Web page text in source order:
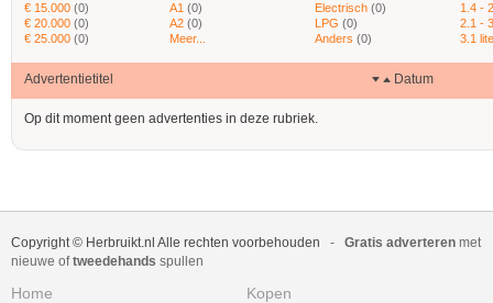
€ 15.000 (0)
€ 20.000 (0)
€ 25.000 (0)
A1 (0)
A2 (0)
Meer...
Electrisch (0)
LPG (0)
Anders (0)
1.4 -
2.1 -
3.1
Advertentietitel Datum
Op dit moment geen advertenties in deze rubriek.
Copyright © Herbruikt.nl Alle rechten voorbehouden - Gratis adverteren met
nieuwe oftweedehands spullen
Home
Kopen